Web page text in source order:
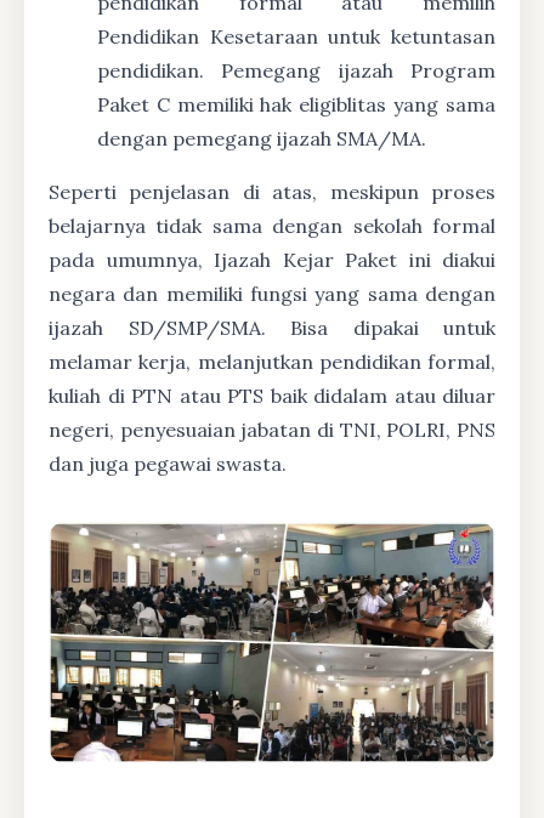
Pendidikan Kesetaraan untuk ketuntasan
pendidikan. Pemegang ijazah Program
Paket C memiliki hak eligiblitas yang sama
dengan pemegang ijazah SMA/MA.
Seperti penjelasan di atas, meskipun proses
belajarnya tidak sama dengan sekolah formal
pada umumnya, Ijazah Kejar Paket ini diakui
negara dan memiliki fungsi yang sama dengan
ijazah SD/SMP/SMA. Bisa dipakai untuk
melamar kerja, melanjutkan pendidikan formal,
kuliah di PTN atau PTS baik didalam atau diluar
negeri, penyesuaian jabatan di TNI, POLRI, PNS
dan juga pegawai swasta.